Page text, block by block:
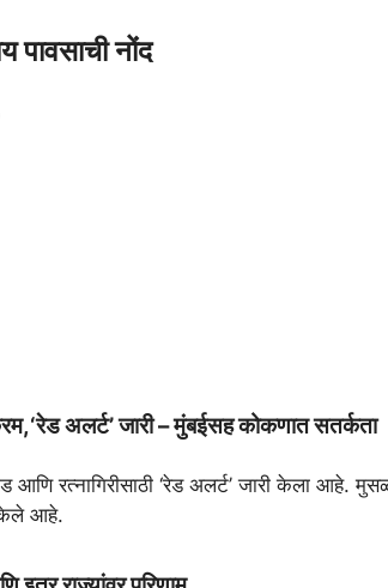
पावसाची नोंद
अलर्ट’ जारी – मुंबईसह कोकणात सतर्कता
रत्नागिरीसाठी ‘रेड अलर्ट’ जारी केला आहे.
केले आहे.